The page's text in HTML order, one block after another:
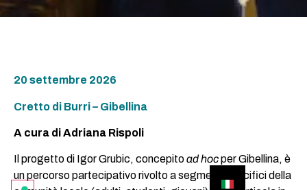
20 settembre 2026
Cretto di Burri – Gibellina
A cura di Adriana Rispoli
Il progetto di Igor Grubic, concepitoad hocper Gibellina, è
un percorso partecipativo rivolto a segmenti specifici della